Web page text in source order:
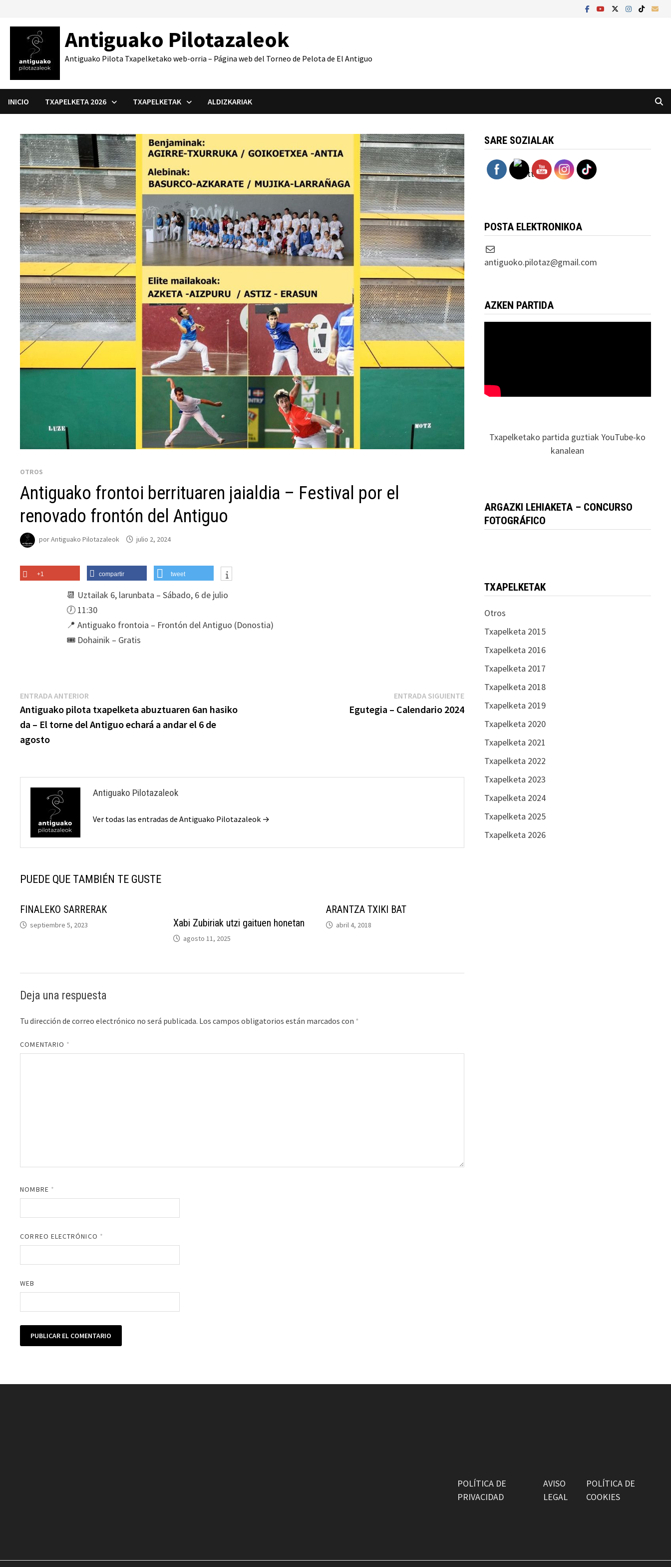
contenido
Antiguako Pilotazaleok
Antiguako Pilota Txapelketako web-orria – Página web del Torneo de Pelota de El Antiguo
INICIO TXAPELKETA 2026 TXAPELKETAK ALDIZKARIAK
OTROS
Antiguako frontoi berrituaren jaialdia – Festival por el
renovado frontón del Antiguo
porAntiguako Pilotazaleok julio 2, 2024
+1 compartir tweet
📆 Uztailak 6, larunbata – Sábado, 6 de julio
🕖 11:30
📍 Antiguako frontoia – Frontón del Antiguo (Donostia)
🎟️ Dohainik – Gratis
Navegación
de
entradas
ENTRADA ANTERIOR
anterior:
Antiguako pilota txapelketa abuztuaren 6an hasiko
da – El torne del Antiguo echará a andar el 6 de
agosto
ENTRADA SIGUIENTEEntrada
siguiente:
Egutegia – Calendario 2024
Antiguako Pilotazaleok
Ver todas las entradas de Antiguako Pilotazaleok →
PUEDE QUE TAMBIÉN TE GUSTE
FINALEKO SARRERAK
septiembre 5, 2023 Xabi Zubiriak utzi gaituen honetan
agosto 11, 2025
ARANTZA TXIKI BAT
abril 4, 2018
Deja una respuesta
Tu dirección de correo electrónico no será publicada. Los campos obligatorios están marcados con *
COMENTARIO *
NOMBRE *
CORREO ELECTRÓNICO *
WEB
SARE SOZIALAK
POSTA ELEKTRONIKOA
Correo electrónico
antiguoko.pilotaz@gmail.com
AZKEN PARTIDA
Txapelketako partida guztiak YouTube-ko
kanalean
ARGAZKI LEHIAKETA – CONCURSO
FOTOGRÁFICO
TXAPELKETAK
Otros
Txapelketa 2015
Txapelketa 2016
Txapelketa 2017
Txapelketa 2018
Txapelketa 2019
Txapelketa 2020
Txapelketa 2021
Txapelketa 2022
Txapelketa 2023
Txapelketa 2024
Txapelketa 2025
Txapelketa 2026
POLÍTICA DE
PRIVACIDAD
AVISO
LEGAL
POLÍTICA DE
COOKIES